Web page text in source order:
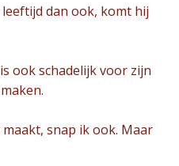
dan ook, komt hij
ook schadelijk voor zijn
snap ik ook. Maar